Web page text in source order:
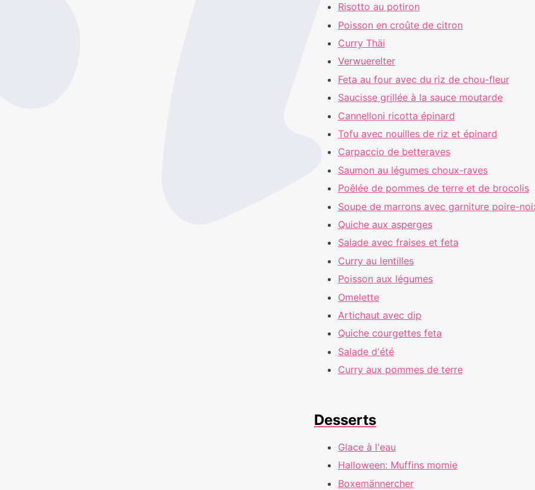
Risotto au potiron
Poisson en croûte de citron
Curry Thäi
Verwuerelter
Feta au four avec du riz de chou-fleur
Saucisse grillée à la sauce moutarde
Cannelloni ricotta épinard
Tofu avec nouilles de riz et épinard
Carpaccio de betteraves
Saumon au légumes choux-raves
Poêlée de pommes de terre et de brocolis
Soupe de marrons avec garniture poire-
Quiche aux asperges
Salade avec fraises et feta
Curry au lentilles
Poisson aux légumes
Omelette
Artichaut avec dip
Quiche courgettes feta
Salade d'été
Curry aux pommes de terre
Desserts
Glace à l'eau
Halloween: Muffins momie
Boxemännercher